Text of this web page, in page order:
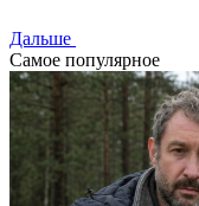
Дальше
Самое популярное